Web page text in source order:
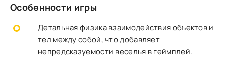
Особенности игры
Детальная физика взаимодействия объектов и
тел между собой, что добавляет
непредсказуемости веселья в геймплей.